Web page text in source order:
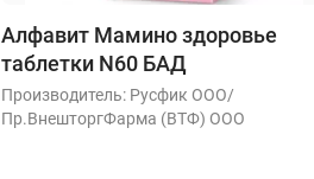
Алфавит Мамино здоровье
таблетки N60 БАД
Производитель: Русфик ООО/
Пр.ВнешторгФарма (ВТФ) ООО